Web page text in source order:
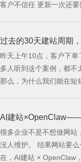
客户不信任 更新一次还要找人改 但另一边，也有客户用一套新方式，20
过去的30天建站周期
效
昨天上午10点，客户下
多人听到这个案例，都不
那么，为什么我们能在短
立云服务器
AI建站×OpenClaw——
网站
很多企业不是不想做网站
没人维护。 结果网站要
在，AI建站 × OpenClaw